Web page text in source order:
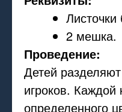
Листочки
2 мешка.
Проведение:
Детей
игроков.
определенного